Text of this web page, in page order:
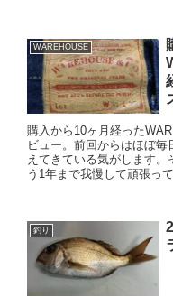
WAREHOUSE
購入から10ヶ月経った
ビュー。前回からはほぼ毎
えてきている気がします
う1年まで我慢して頑張っ
釣り